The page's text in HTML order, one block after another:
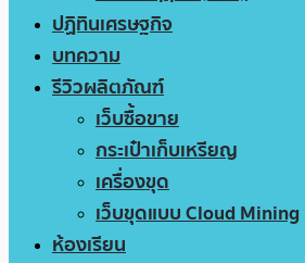
ปฏิทินเศรษฐกิจ
บทความ
รีวิวผลิตภัณฑ์
เว็บซื้อขาย
กระเป๋าเก็บเหรียญ
เครื่องขุด
เว็บขุดแบบ Cloud Mining
ห้องเรียน